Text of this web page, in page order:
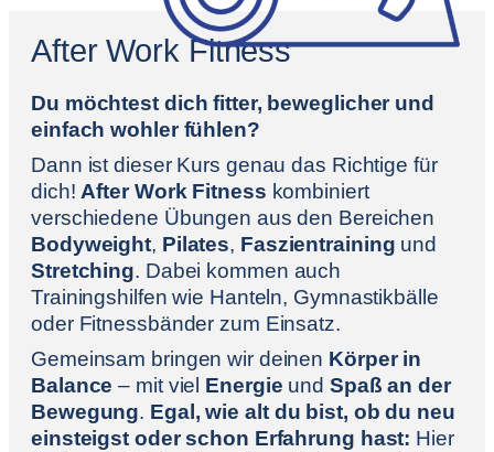
After Work Fitness
Du möchtest dich fitter, beweglicher und
einfach wohler fühlen?
Dann ist dieser Kurs genau das Richtige für
dich!After Work Fitness kombiniert
verschiedene Übungen aus den Bereichen
Bodyweight, Pilates, Faszientraining und
Stretching. Dabei kommen auch
Trainingshilfen wie Hanteln, Gymnastikbälle
oder Fitnessbänder zum Einsatz.
Gemeinsam bringen wir deinen Körper in
Balance – mit viel Energie und Spaß an der
Bewegung. Egal, wie alt du bist, ob du neu
einsteigst oder schon Erfahrung hast: Hier